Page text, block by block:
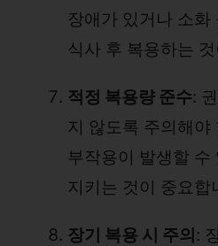
장애가 있거나 소
식사 후 복용하는
적정 복용량 준수:
지 않도록 주의해야
부작용이 발생할 수
지키는 것이 중요합
장기 복용 시 주의: